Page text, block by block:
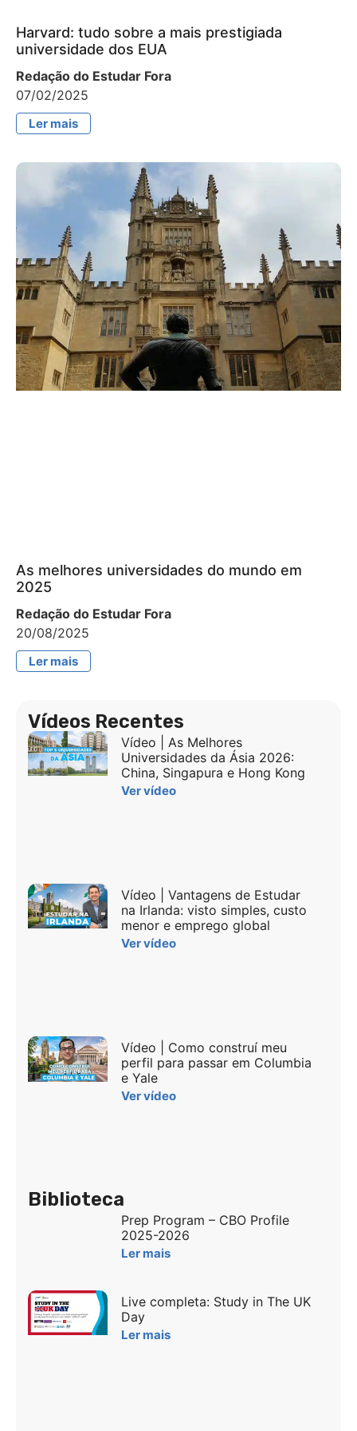
Harvard: tudo sobre a mais prestigiada
universidade dos EUA
Redação do Estudar Fora
07/02/2025
Ler mais
As melhores universidades do mundo em
2025
Redação do Estudar Fora
20/08/2025
Ler mais
Vídeos Recentes
Vídeo | As Melhores
Universidades da Ásia 2026:
China, Singapura e Hong Kong
Ver vídeo
Vídeo | Vantagens de Estudar
na Irlanda: visto simples, custo
menor e emprego global
Ver vídeo
Vídeo | Como construí meu
perfil para passar em Columbia
e Yale
Ver vídeo
Biblioteca
Prep Program – CBO Profile
2025-2026
Ler mais
Live completa: Study in The UK
Day
Ler mais